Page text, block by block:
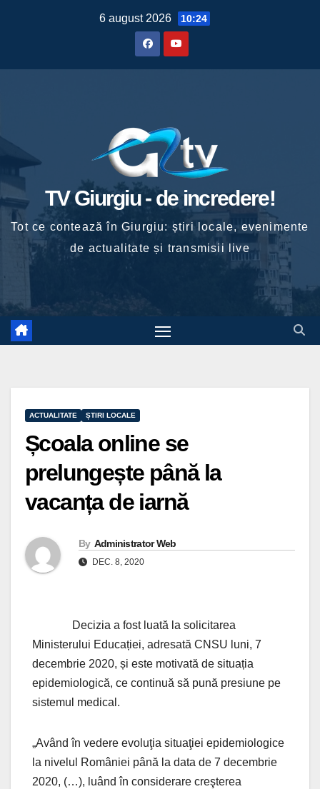
6 august 2026 10:24
TV Giurgiu - de incredere!
Tot ce contează în Giurgiu: știri locale, evenimente
de actualitate și transmisii live
ACTUALITATE ȘTIRI LOCALE
Școala online se
prelungește până la
vacanța de iarnă
By Administrator Web
DEC. 8, 2020
Decizia a fost luată la solicitarea
Ministerului Educației, adresată CNSU luni, 7
decembrie 2020, și este motivată de situația
epidemiologică, ce continuă să pună presiune pe
sistemul medical.
„Având în vedere evoluţia situaţiei epidemiologice
la nivelul României până la data de 7 decembrie
2020, (…), luând în considerare creşterea